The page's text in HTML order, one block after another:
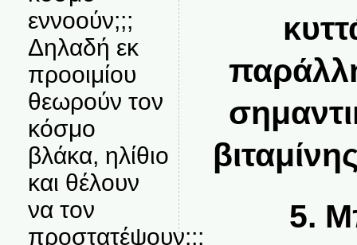
εννοούν;;;
Δηλαδή εκ
προοιμίου
θεωρούν τον
κόσμο
βλάκα, ηλίθιο
και θέλουν
να τον
προστατέψουν;;;
5.